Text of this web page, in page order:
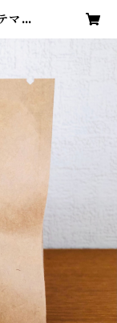
マラ